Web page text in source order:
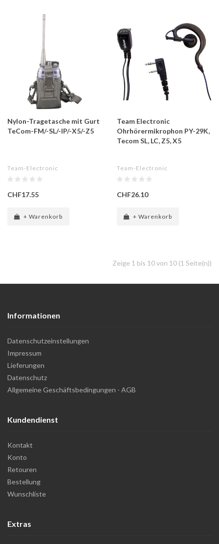
Nylon-Tragetasche mit Gurt
TeCom-FM/-SL/-IP/-X5/-Z5
Team-Electronic
CHF17.55
+ Warenkorb
Team Electronic
Ohrhörermikrophon PY-29K,
Tecom SL, LC, Z5, X5
Team-Electronic
CHF26.10
+ Warenkorb
Zeige 1 bis 10 von 10 (1 Seite(n))
Informationen
Datenschutzeinstellungen
Impressum
Lieferungen
Datenschutz
Allgemeine Geschäftsbedingungen - AGB
Kundendienst
Kontakt
Konto
Retouren
Bestellung
Wunschliste
Extras